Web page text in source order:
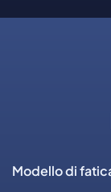
Modello di